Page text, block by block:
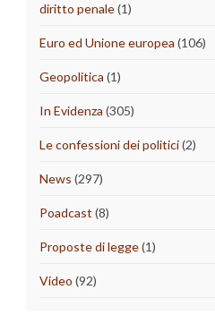
diritto penale(1)
Euro ed Unione europea (106)
Geopolitica (1)
In Evidenza (305)
Le confessioni dei politici(2)
News (297)
Poadcast (8)
Proposte di legge(1)
Video (92)